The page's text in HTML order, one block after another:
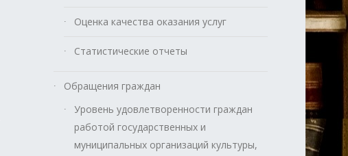
Оценка качества оказания услуг
Статистические отчеты
Обращения граждан
Уровень удовлетворенности граждан
работой государственных и
муниципальных организаций культуры,